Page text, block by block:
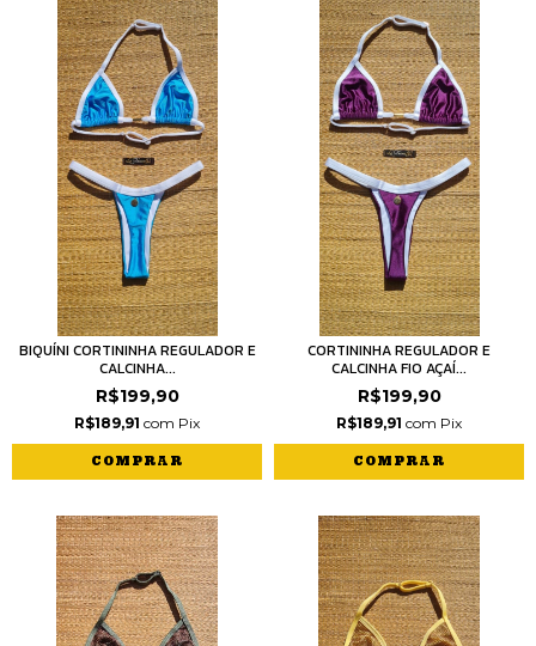
BIQUÍNI CORTININHA REGULADOR E
CALCINHA...
R$199,90
R$189,91 com Pix
COMPRAR
CORTININHA REGULADOR E
CALCINHA FIO AÇAÍ...
R$199,90
R$189,91 com Pix
COMPRAR